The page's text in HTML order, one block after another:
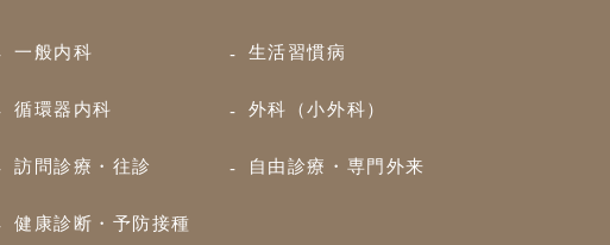
一般内科 生活習慣病
循環器内科 外科（小外科）
訪問診療・往診 自由診療・専門外来
健康診断・予防接種